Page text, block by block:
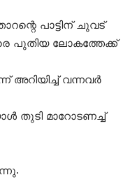
പാട്ടിന് ചുവട്
പുതിയ ലോകത്തേക്ക്
അറിയിച്ച് വന്നവർ
തുടി മാറോടണച്ച്